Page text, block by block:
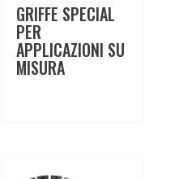
GRIFFE SPECIAL
PER
APPLICAZIONI SU
MISURA